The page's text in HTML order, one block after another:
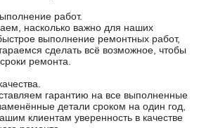
работ.
насколько важно для наших
выполнение ремонтных работ,
сделать всё возможное, чтобы
ремонта.
гарантию на все выполненные
детали сроком на один год,
клиентам уверенность в качестве